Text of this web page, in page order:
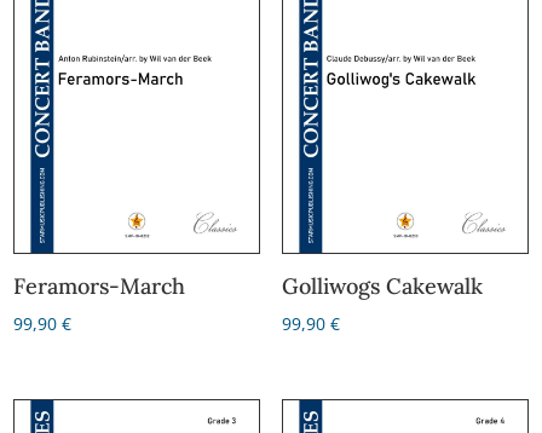
Feramors-March
99,90€
Golliwogs Cakewalk
99,90 €